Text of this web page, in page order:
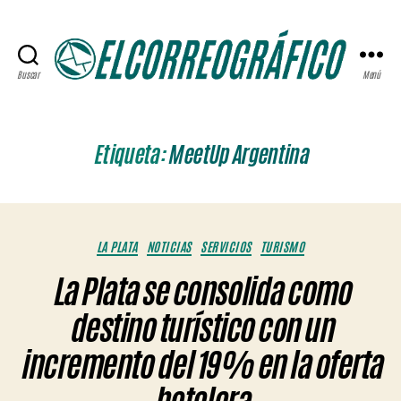
Buscar Menú
Etiqueta:MeetUp Argentina
Categorías
LA PLATA NOTICIAS SERVICIOS TURISMO
La Plata se consolida como
destino turístico con un
incremento del 19% en la oferta